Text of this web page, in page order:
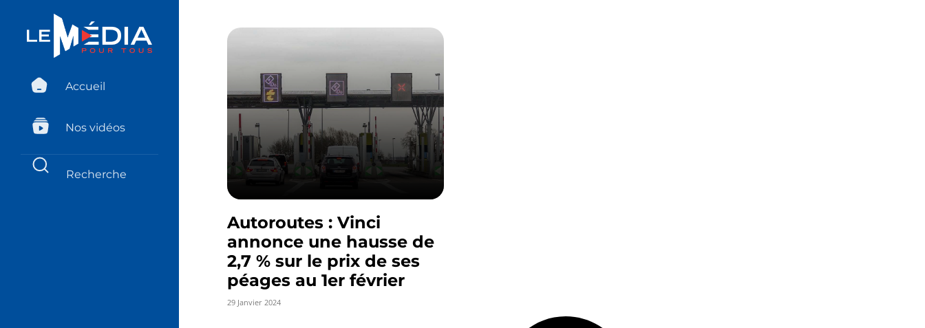
Accueil
Nos vidéos
Autoroutes : Vinci
annonce une hausse de
2,7 % sur le prix de ses
péages au 1er février
29 Janvier 2024